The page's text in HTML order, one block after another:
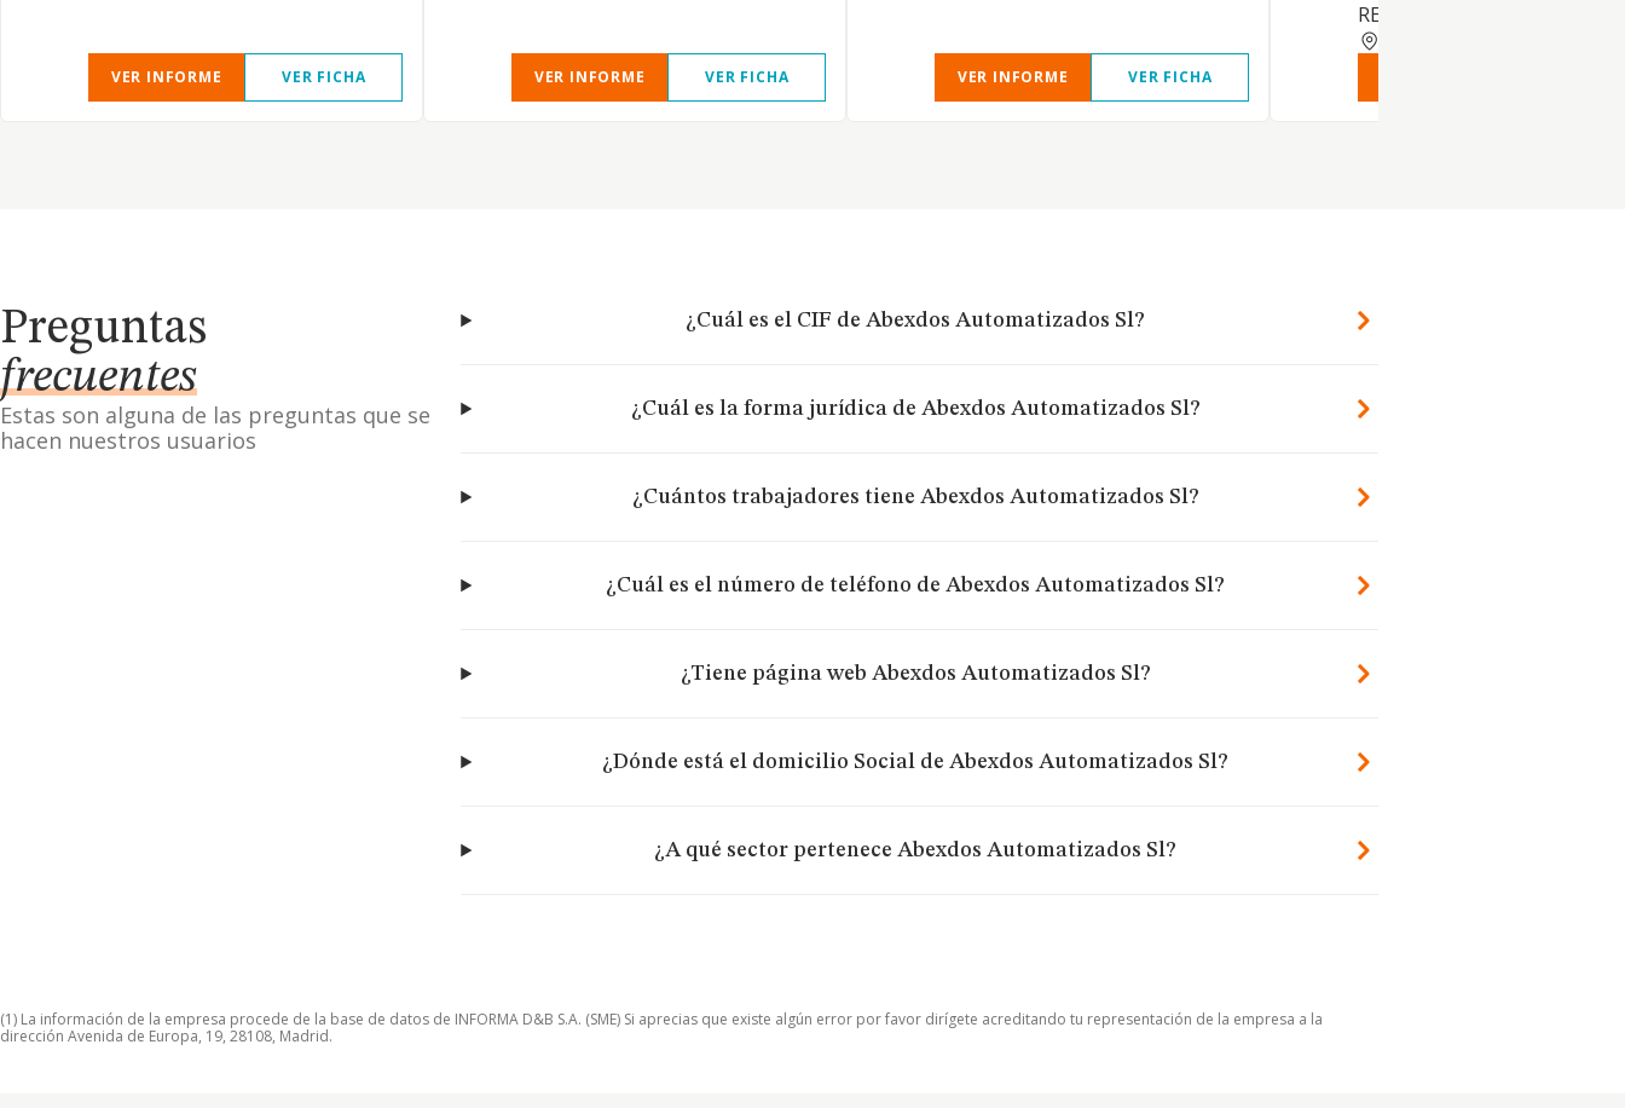
VER INFORME VER FICHA VER INFORME VER FICHA VER INFORME VER FICHA
REPRESENTACION DE
Preguntas
frecuentes
Estas son alguna de las preguntas que se
hacen nuestros usuarios
¿Cuál es el CIF de Abexdos Automatizados Sl?
¿Cuál es la forma jurídica de Abexdos Automatizados Sl?
¿Cuántos trabajadores tiene Abexdos Automatizados Sl?
¿Cuál es el número de teléfono de Abexdos Automatizados Sl?
¿Tiene página web Abexdos Automatizados Sl?
¿Dónde está el domicilio Social de Abexdos Automatizados Sl?
¿A qué sector pertenece Abexdos Automatizados Sl?
(1) La información de la empresa procede de la base de datos de INFORMA D&B S.A. (SME) Si aprecias que existe algún error por favor dirígete acreditando tu representación de la empresa a la
dirección Avenida de Europa, 19, 28108, Madrid.